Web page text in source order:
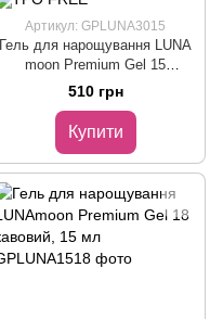
Артикул: GPLUNA3015
Гель для нарощування LUNA
moon Premium Gel 15
лавандово-рожевий, 30 мл
510 грн
Купити